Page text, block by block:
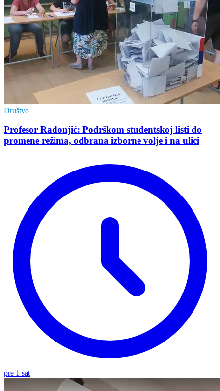
Društvo
Profesor Radonjić: Podrškom studentskoj listi do
promene režima, odbrana izborne volje i na ulici
pre 1 sat